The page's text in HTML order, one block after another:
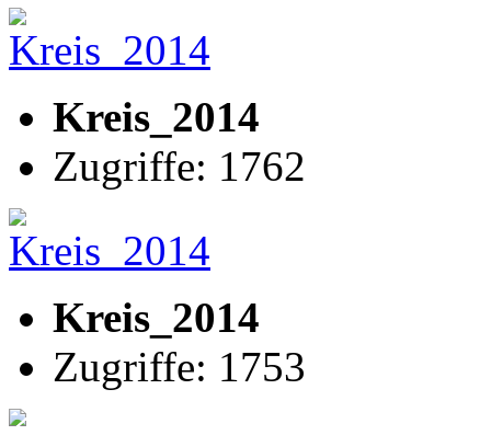
Kreis_2014
Zugriffe: 1762
Kreis_2014
Zugriffe: 1753